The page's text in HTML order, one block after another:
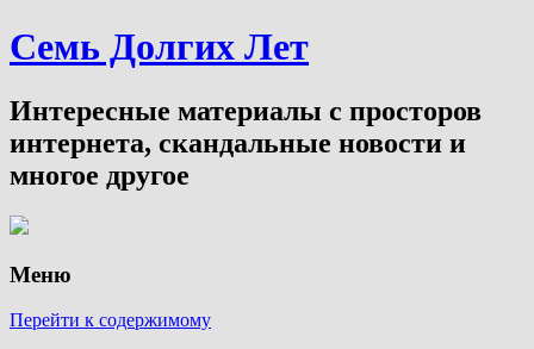
Семь Долгих Лет
Интересные материалы с просторов
интернета, скандальные новости и
многое другое
Меню
Перейти к содержимому